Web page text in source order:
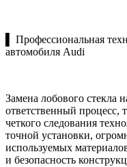
▌ Профессиональная
автомобиля Audi
Замена лобового
ответственный
четкого следования
точной установки,
используемых
и безопасность